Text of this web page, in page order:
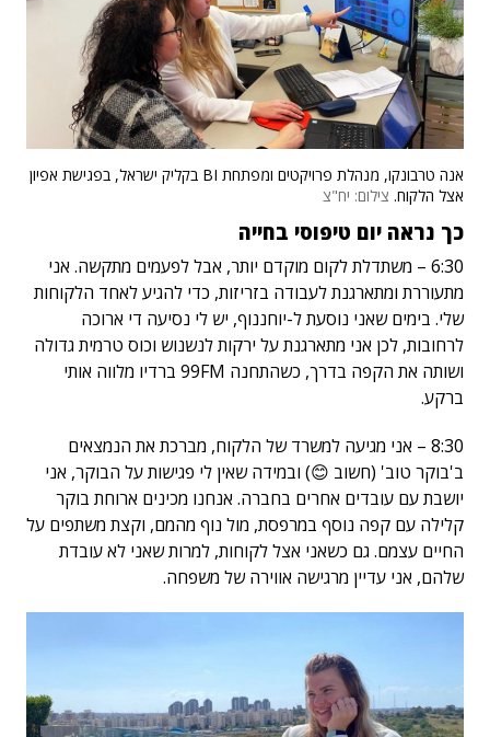
אנה טרבונקו, מנהלת פרויקטים ומפתחת BI בקליק ישראל, בפגישת אפיון
אצל הלקוח. צילום: יח"צ
כך נראה יום טיפוסי בחייה
6:30 – משתדלת לקום מוקדם יותר, אבל לפעמים מתקשה. אני
מתעוררת ומתארגנת לעבודה בזריזות, כדי להגיע לאחד הלקוחות
שלי. בימים שאני נוסעת ל-יוחננוף, יש לי נסיעה די ארוכה
לרחובות, לכן אני מתארגנת על ירקות לנשנוש וכוס טרמית גדולה
ושותה את הקפה בדרך, כשהתחנה 99FM ברדיו מלווה אותי
ברקע.
8:30 – אני מגיעה למשרד של הלקוח, מברכת את הנמצאים
ב'בוקר טוב' (חשוב 😊) ובמידה שאין לי פגישות על הבוקר, אני
יושבת עם עובדים אחרים בחברה. אנחנו מכינים ארוחת בוקר
קלילה עם קפה נוסף במרפסת, מול נוף מהמם, וקצת משתפים על
החיים עצמם. גם כשאני אצל לקוחות, למרות שאני לא עובדת
שלהם, אני עדיין מרגישה אווירה של משפחה.